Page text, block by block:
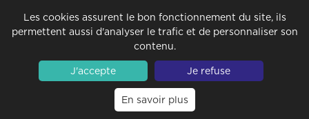
Les cookies assurent le bon fonctionnement du site, ils
permettent aussi d'analyser le trafic et de personnaliser son
contenu.
J'accepte
Je refuse
En savoir plus